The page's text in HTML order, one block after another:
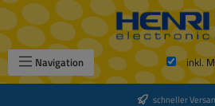
Zum Hauptinhalt springen
Navigation inkl.
schneller